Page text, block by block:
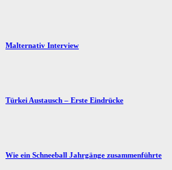
Malternativ Interview
Türkei Austausch – Erste Eindrücke
Wie ein Schneeball Jahrgänge zusammenführte